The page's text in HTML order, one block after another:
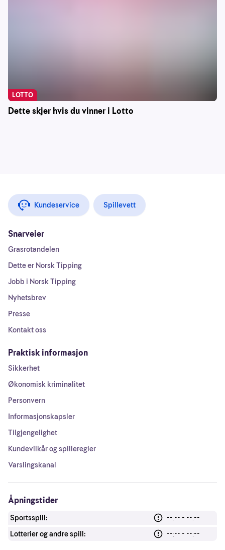
Dette skjer hvis du vinner i Lotto
LOTTO
Kundeservice Spillevett
Snarveier
Grasrotandelen
Dette er Norsk Tipping
Jobb i Norsk Tipping
Nyhetsbrev
Presse
Kontakt oss
Praktisk informasjon
Sikkerhet
Økonomisk kriminalitet
Personvern
Informasjonskapsler
Tilgjengelighet
Kundevilkår og spilleregler
Varslingskanal
Åpningstider
Sportsspill:
--:-- - --:--
Lotterier og andre spill:
--:-- - --:--